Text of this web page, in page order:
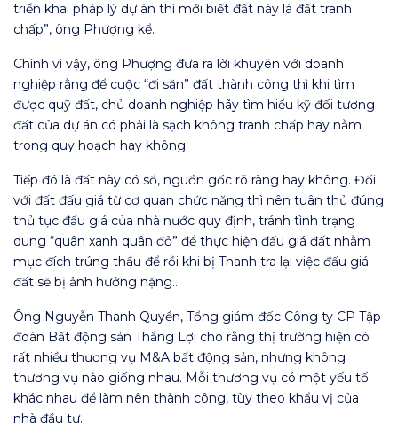
triển khai pháp lý dự án thì mới biết đất này là đất tranh
chấp”, ông Phượng kể.
Chính vì vậy, ông Phượng đưa ra lời khuyên với doanh
nghiệp rằng để cuộc “đi săn” đất thành công thì khi tìm
được quỹ đất, chủ doanh nghiệp hãy tìm hiểu kỹ đối tượng
đất của dự án có phải là sạch không tranh chấp hay nằm
trong quy hoạch hay không.
Tiếp đó là đất này có sổ, nguồn gốc rõ ràng hay không. Đối
với đất đấu giá từ cơ quan chức năng thì nên tuân thủ đúng
thủ tục đấu giá của nhà nước quy định, tránh tình trạng
dung “quân xanh quân đỏ” để thực hiện đấu giá đất nhằm
mục đích trúng thầu để rồi khi bị Thanh tra lại việc đấu giá
đất sẽ bị ảnh hưởng nặng…
Ông Nguyễn Thanh Quyền, Tổng giám đốc Công ty CP Tập
đoàn Bất động sản Thắng Lợi cho rằng thị trường hiện có
rất nhiều thương vụ M&A bất động sản, nhưng không
thương vụ nào giống nhau. Mỗi thương vụ có một yếu tố
khác nhau để làm nên thành công, tùy theo khẩu vị của
nhà đầu tư.